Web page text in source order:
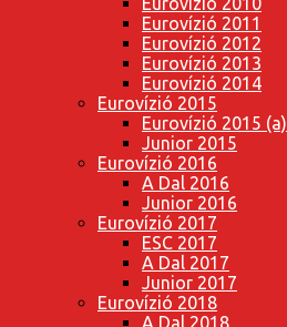
Eurovízió 2011
Eurovízió 2012
Eurovízió 2013
Eurovízió 2014
Eurovízió 2015
Eurovízió 2015 (a)
Junior 2015
Eurovízió 2016
A Dal 2016
Junior 2016
Eurovízió 2017
ESC 2017
A Dal 2017
Junior 2017
Eurovízió 2018
A Dal 2018